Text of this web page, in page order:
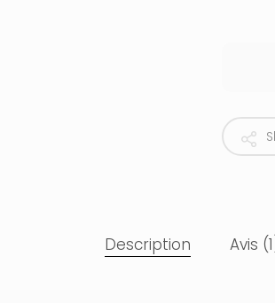
Description Avis